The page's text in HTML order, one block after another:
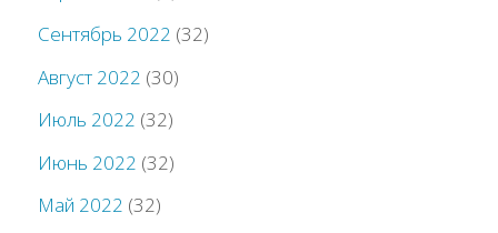
Сентябрь 2022 (32)
Август 2022 (30)
Июль 2022 (32)
Июнь 2022 (32)
Май 2022 (32)